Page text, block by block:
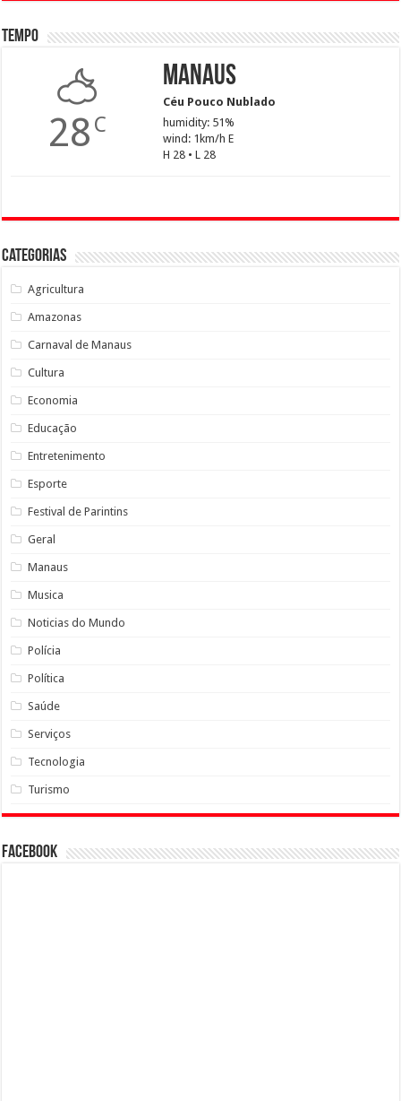
Tempo
28 C
Manaus
Céu Pouco Nublado
humidity: 51%
wind: 1km/h E
H 28 • L 28
Categorias
Agricultura
Amazonas
Carnaval de Manaus
Cultura
Economia
Educação
Entretenimento
Esporte
Festival de Parintins
Geral
Manaus
Musica
Noticias do Mundo
Polícia
Política
Saúde
Serviços
Tecnologia
Turismo
Facebook